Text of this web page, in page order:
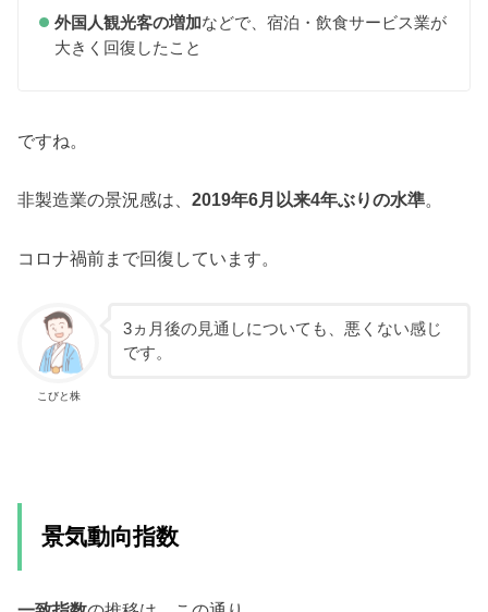
外国人観光客の増加などで、宿泊・飲食サービス業が
大きく回復したこと
ですね。
非製造業の景況感は、2019年6月以来4年ぶりの水準。
コロナ禍前まで回復しています。
こびと株
3ヵ月後の見通しについても、悪くない感じ
です。
景気動向指数